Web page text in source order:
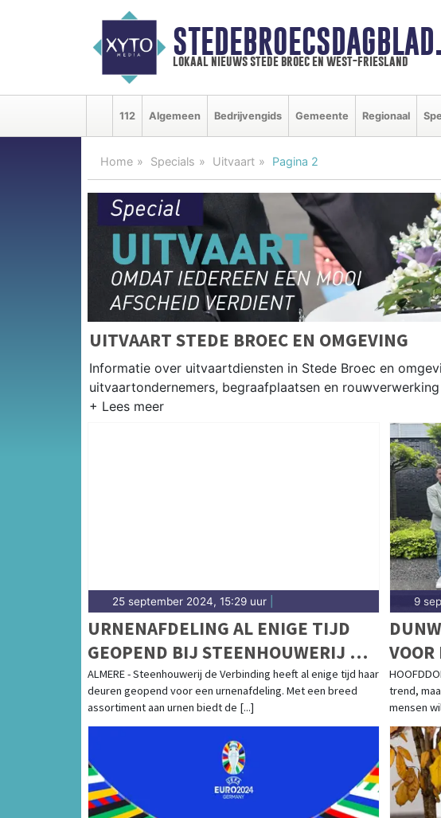
lokaal nieuws stede broec en west-friesland
112 Algemeen Bedrijvengids Gemeente Regionaal
Home Specials Uitvaart Pagina 2
UITVAART STEDE BROEC EN OMGEVING
Informatie over uitvaartdiensten in Stede Broec en
uitvaartondernemers, begraafplaatsen en
25 september 2024, 15:29 uur
URNENAFDELING AL ENIGE TIJD
GEOPEND BIJ STEENHOUWERIJ DE
VERBINDING
ALMERE - Steenhouwerij de Verbinding heeft al enige tijd haar
deuren geopend voor een urnenafdeling. Met een breed
assortiment aan urnen biedt de [...]
9
AAN
trend,
mensen